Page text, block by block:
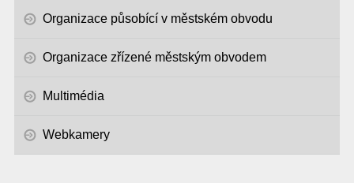
Organizace působící v městském obvodu
Organizace zřízené městským obvodem
Multimédia
Webkamery